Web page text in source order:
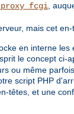
,
mais cet
en interne
le concept
ou même
script PHP
têtes, et une